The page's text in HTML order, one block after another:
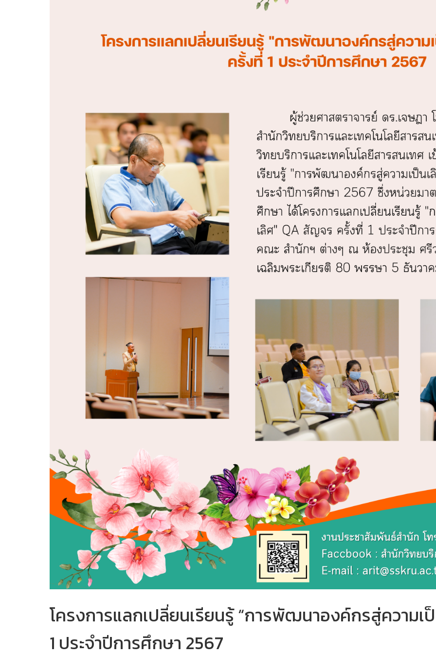
โครงการแลกเปลี่ยนเรียนรู้ “การพัฒนาองค์กรสู่ความ
1 ประจำปีการศึกษา 2567